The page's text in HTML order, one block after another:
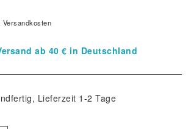
Versandkosten
ab 40 € in Deutschland
Lieferzeit 1-2 Tage